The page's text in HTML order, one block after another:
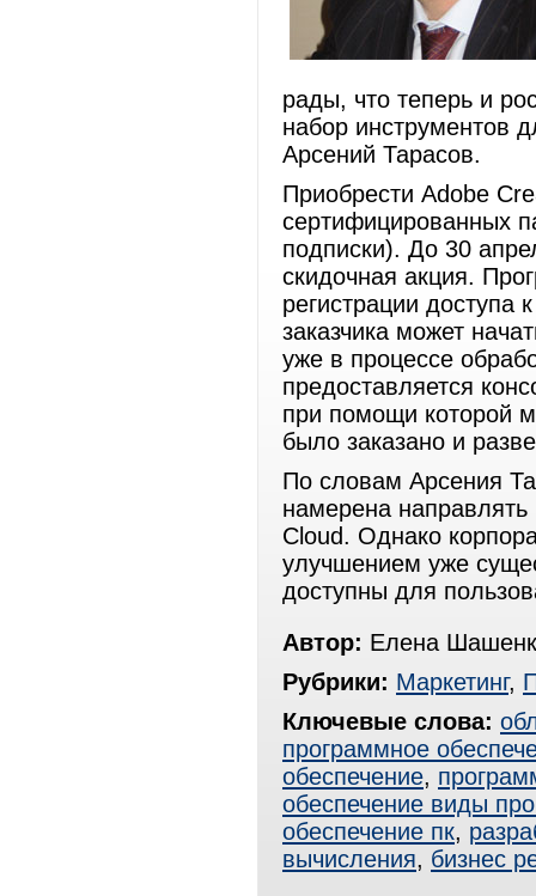
рады, что теперь и
набор инструментов
Арсений Тарасов.
Приобрести Adobe
сертифицированных
подписки). До 30
скидочная акция.
регистрации доступа
заказчика может
уже в процессе
предоставляется
при помощи которой
было заказано и
По словам Арсения
намерена направлять
Cloud. Однако
улучшением уже
доступны для
Автор: Елена
Рубрики: Маркетинг,
Ключевые слова:
программное
обеспечение,
обеспечение виды
обеспечение пк,
вычисления, бизнес